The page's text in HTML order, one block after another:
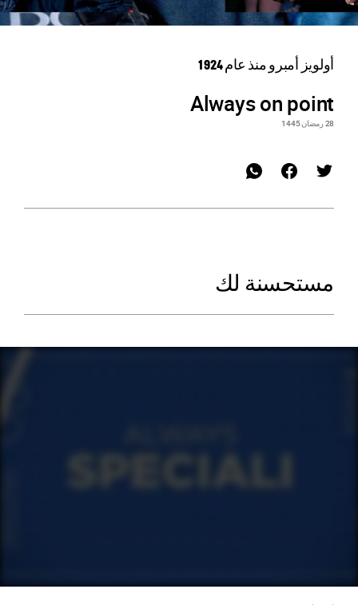
أولويز أمبرو منذ عام 1924
Always on point
28 رمضان 1445
مستحسنة لك